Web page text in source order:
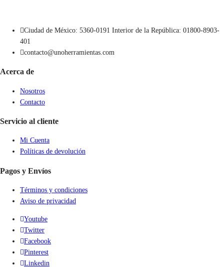
Ciudad de México: 5360-0191 Interior de la República: 01800-8903-
401
contacto@unoherramientas.com
Acerca de
Nosotros
Contacto
Servicio al cliente
Mi Cuenta
Políticas de devolución
Pagos y Envíos
Términos y condiciones
Aviso de privacidad
Youtube
Twitter
Facebook
Pinterest
Linkedin